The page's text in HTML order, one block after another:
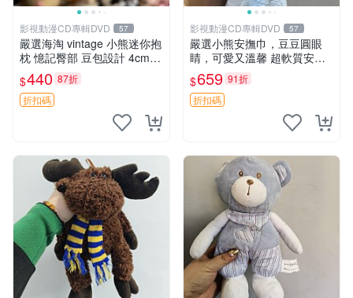
影視動漫CD專輯DVD 57
嚴選海淘 vintage 小熊迷你抱
枕 憶記臀部 豆包設計 4cm
高 推薦收藏 迷你豆包小熊、
高臀部、豆袋抱枕
$440 87折
折扣碼
影視動漫CD專輯DVD 57
嚴選小熊安撫巾，豆豆圓眼
睛，可愛又溫馨 超軟質安撫
巾，豆豆設計，哄睡好幫手
約克豆豆眼安撫巾 數碼豆豆
眼
$659 91折
折扣碼